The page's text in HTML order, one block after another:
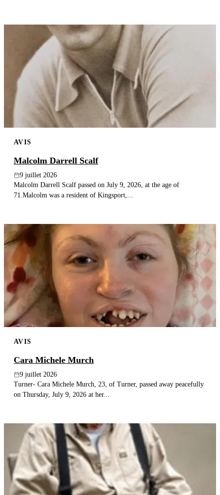
AVIS
Malcolm Darrell Scalf
9 juillet 2026
Malcolm Darrell Scalf passed on July 9, 2026, at the age of
71.Malcolm was a resident of Kingsport,...
AVIS
Cara Michele Murch
9 juillet 2026
Turner- Cara Michele Murch, 23, of Turner, passed away peacefully
on Thursday, July 9, 2026 at her...